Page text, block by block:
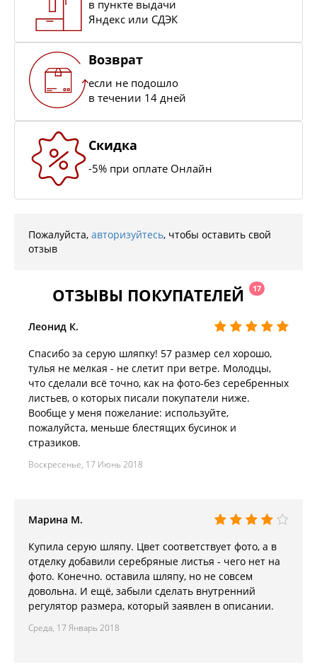
в пункте выдачи
Яндекс или СДЭК
Возврат
если не подошло
в течении 14 дней
Скидка
-5% при оплате Онлайн
Пожалуйста, авторизуйтесь, чтобы оставить свой
отзыв
ОТЗЫВЫ ПОКУПАТЕЛЕЙ 17
Леонид К.
Спасибо за серую шляпку! 57 размер сел хорошо,
тулья не мелкая - не слетит при ветре. Молодцы,
что сделали всё точно, как на фото-без серебренных
листьев, о которых писали покупатели ниже.
Вообще у меня пожелание: используйте,
пожалуйста, меньше блестящих бусинок и
стразиков.
Воскресенье, 17 Июнь 2018
Марина М.
Купила серую шляпу. Цвет соответствует фото, а в
отделку добавили серебряные листья - чего нет на
фото. Конечно. оставила шляпу, но не совсем
довольна. И ещё, забыли сделать внутренний
регулятор размера, который заявлен в описании.
Среда, 17 Январь 2018